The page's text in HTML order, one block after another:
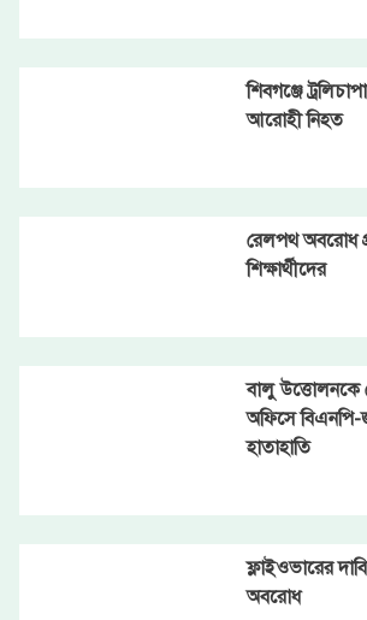
শিবগঞ্জে
আরোহী নিহত
রেলপথ অবরোধ
শিক্ষার্থীদের
বালু উত্তোলনকে
অফিসে বিএনপি-
হাতাহাতি
ফ্লাইওভারের
অবরোধ